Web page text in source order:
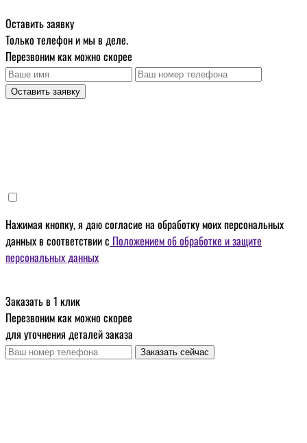
Оставить заявку
Только телефон и мы в деле.
Перезвоним как можно скорее
Оставить заявку
Нажимая кнопку, я даюсогласие на обработку моих персональных
данныхв соответствии с Положением об обработке и защите
персональных данных
Заказать в 1 клик
Перезвоним как можно скорее
для уточнения деталей заказа
Заказать сейчас